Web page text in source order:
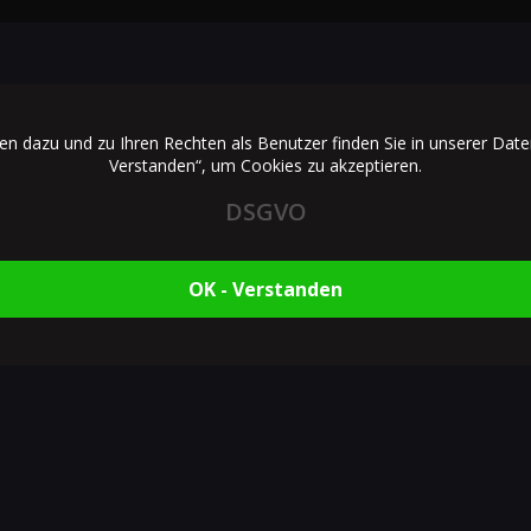
und der Geschmack ist einfach einzigartig! Achten Sie
es definitiv mögen!
dazu und zu Ihren Rechten als Benutzer finden Sie in unserer
Verstanden“, um Cookies zu akzeptieren.
DSGVO
OK - Verstanden